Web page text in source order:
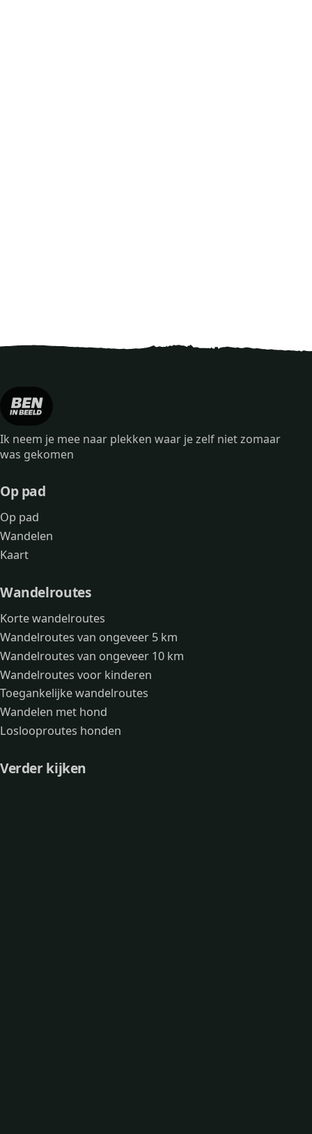
Ik neem je mee naar plekken waar je zelf niet zomaar
was gekomen
Op pad
Op pad
Wandelen
Kaart
Wandelroutes
Korte wandelroutes
Wandelroutes van ongeveer 5 km
Wandelroutes van ongeveer 10 km
Wandelroutes voor kinderen
Toegankelijke wandelroutes
Wandelen met hond
Loslooproutes honden
Verder kijken